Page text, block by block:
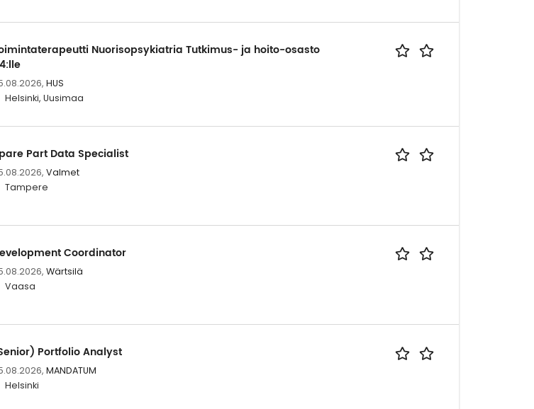
Nuorisopsykiatria Tutkimus- ja hoito-osasto
HUS
Helsinki, Uusimaa
Part Data Specialist
Valmet
Tampere
Coordinator
Wärtsilä
Vaasa
Portfolio Analyst
MANDATUM
Helsinki